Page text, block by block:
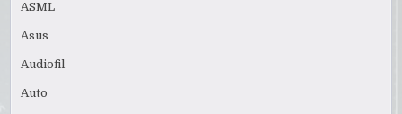
ASML
Asus
Audiofil
Auto